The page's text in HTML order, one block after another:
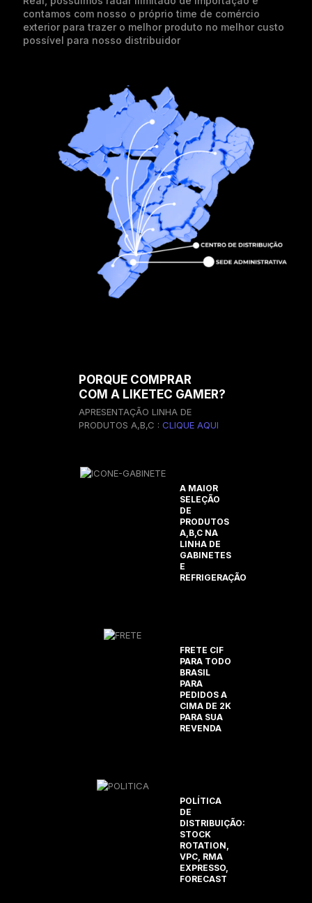
contamos com nosso o próprio time de comércio
exterior para trazer o melhor produto no melhor custo
possível para nosso distribuidor
PORQUE COMPRAR
COM A LIKETEC GAMER?
APRESENTAÇÃO LINHA DE
PRODUTOS A,B,C : CLIQUE AQUI
A MAIOR
SELEÇÃO
DE
PRODUTOS
A,B,C NA
LINHA DE
GABINETES
E
REFRIGERAÇÃO
FRETE CIF
PARA TODO
BRASIL
PARA
PEDIDOS A
CIMA DE 2K
PARA SUA
REVENDA
POLÍTICA
DE
DISTRIBUIÇÃO:
STOCK
ROTATION,
VPC, RMA
EXPRESSO,
FORECAST